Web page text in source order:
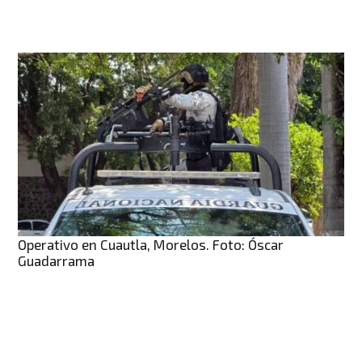
Operativo en Cuautla, Morelos. Foto: Óscar
Guadarrama